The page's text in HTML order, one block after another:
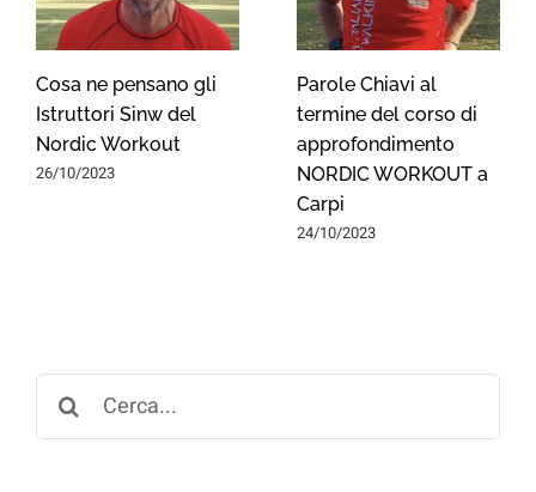
Cosa ne pensano gli
Istruttori Sinw del
Nordic Workout
26/10/2023
Parole Chiavi al
termine del corso di
approfondimento
NORDIC WORKOUT a
Carpi
24/10/2023
Search
for: